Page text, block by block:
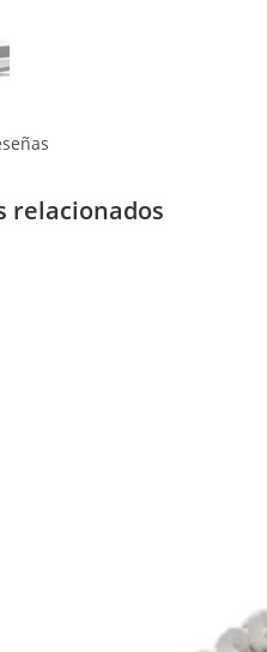
relacionados